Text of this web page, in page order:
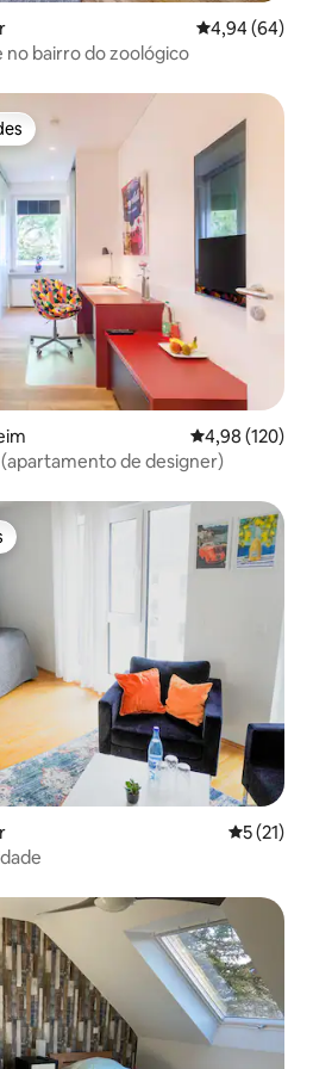
4,94 de uma
4,94 (64)
bairro do zoológico
dos hóspedes
4,98 de uma
4,98 (120)
de designer)
5 de uma
5 (21)